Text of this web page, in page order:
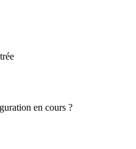
en cours ?